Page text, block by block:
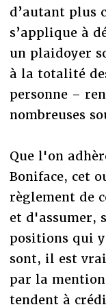
d’autant plus
s’applique à
un plaidoyer
à la totalité
personne –
nombreuses
Que l'on
Boniface, cet
règlement de
et d'assumer,
positions qui y
sont, il est
par la mention
tendent à